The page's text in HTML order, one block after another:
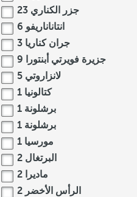
جزر الكناري 23
انتاناناريفو 6
جران كناريا 3
جزيرة فويرتي أبنتورا 9
لانزاروتي 5
كتالونيا 1
برشلونة 1
برشلونة 1
مورسيا 1
البرتغال 2
ماديرا 2
الرأس الأخضر 2